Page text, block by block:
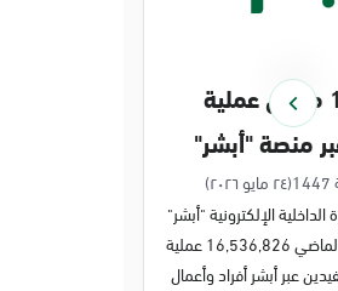
أكثر من 16 مليون عملية
منصة "أبشر"
(٢٤ مايو ٢٠٢٦)
الإلكترونية "أبشر"
خلال شهر أبريل الماضي 16,536,826 عملية
عبر أبشر أفراد وأعمال